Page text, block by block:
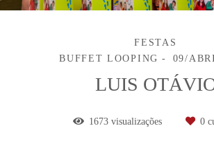
FESTAS
BUFFET LOOPING
09/
LUIS
1673 visualizações 0